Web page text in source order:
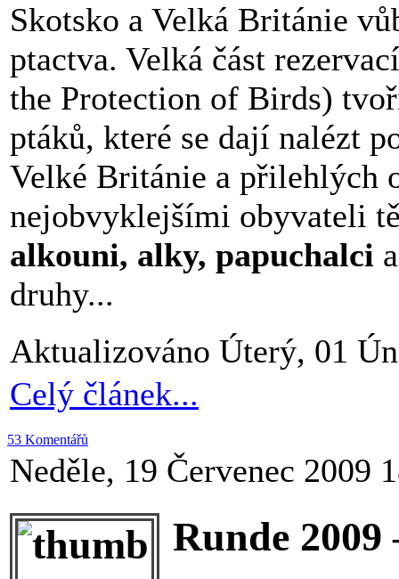
Skotsko a Velká Británie
ptactva. Velká část
the Protection of Birds)
ptáků, které se dají nalézt
Velké Británie a přilehlých
nejobvyklejšími obyvateli
alkouni, alky, papuchalci
druhy...
Aktualizováno Úterý, 01
Celý článek...
53 Komentářů
Neděle, 19 Červenec 2009
Runde 2009